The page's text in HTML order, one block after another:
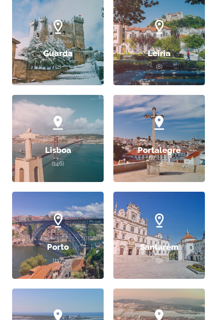
Guarda
(2)
Leiria
(8)
Lisboa
(146)
Portalegre
(2)
Porto
(117)
Santarém
(9)